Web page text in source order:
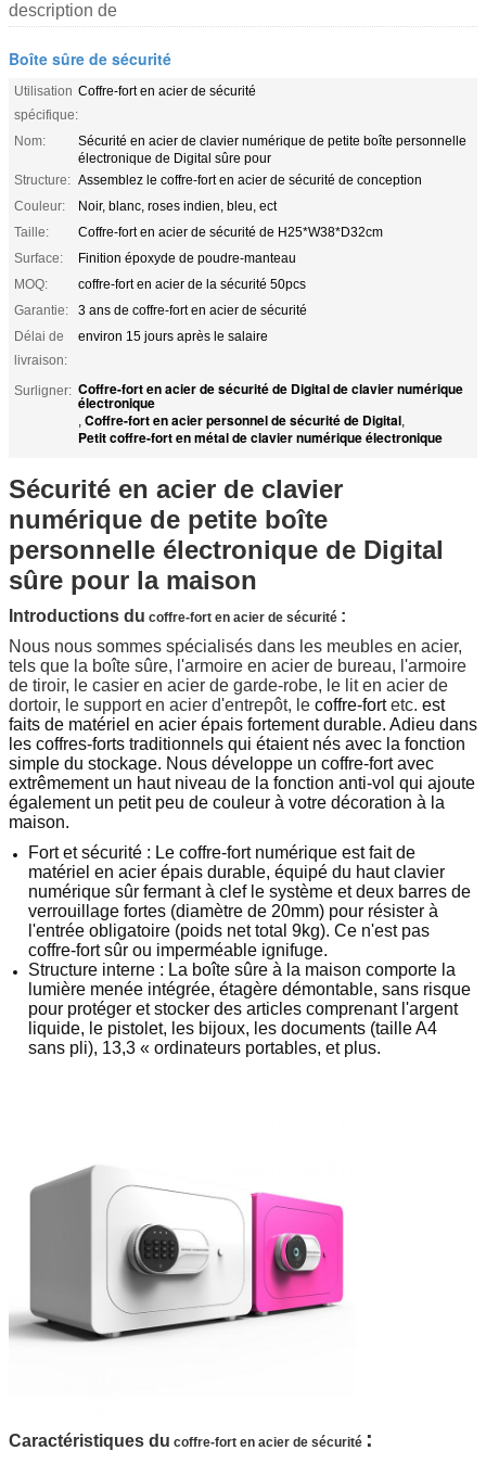
description de
Boîte sûre de sécurité
Utilisation
spécifique:
Coffre-fort en acier de sécurité
Nom:
Sécurité en acier de clavier numérique de petite boîte personnelle
électronique de Digital sûre pour
Structure: Assemblez le coffre-fort en acier de sécurité de conception
Couleur:
Noir, blanc, roses indien, bleu, ect
Taille:
Coffre-fort en acier de sécurité de H25*W38*D32cm
Surface:
Finition époxyde de poudre-manteau
MOQ:
coffre-fort en acier de la sécurité 50pcs
Garantie:
3 ans de coffre-fort en acier de sécurité
Délai de
livraison:
environ 15 jours après le salaire
Surligner: Coffre-fort en acier de sécurité de Digital de clavier numérique
électronique
, Coffre-fort en acier personnel de sécurité de Digital,
Petit coffre-fort en métal de clavier numérique électronique
Sécurité en acier de clavier
numérique de petite boîte
personnelle électronique de Digital
sûre pour la maison
Introductions du coffre-fort en acier de sécurité :
Nous nous sommes spécialisés dans les meubles en acier,
tels que la boîte sûre, l'armoire en acier de bureau, l'armoire
de tiroir, le casier en acier de garde-robe, le lit en acier de
dortoir, le support en acier d'entrepôt, le coffre-fortetc. est
faits de matériel en acier épais fortement durable. Adieu dans
les coffres-forts traditionnels qui étaient nés avec la fonction
simple du stockage. Nous développe un coffre-fort avec
extrêmement un haut niveau de la fonction anti-vol qui ajoute
également un petit peu de couleur à votre décoration à la
maison.
Fort et sécurité : Le coffre-fort numérique est fait de
matériel en acier épais durable, équipé du haut clavier
numérique sûr fermant à clef le système et deux barres de
verrouillage fortes (diamètre de 20mm) pour résister à
l'entrée obligatoire (poids net total 9kg). Ce n'est pas
coffre-fort sûr ou imperméable ignifuge.
Structure interne : La boîte sûre à la maison comporte la
lumière menée intégrée, étagère démontable, sans risque
pour protéger et stocker des articles comprenant l'argent
liquide, le pistolet, les bijoux, les documents (taille A4
sans pli), 13,3 « ordinateurs portables, et plus.
Caractéristiques du coffre-fort en acier de sécurité :